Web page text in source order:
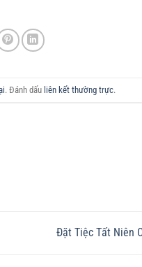
. Đánh dấu liên kết thường trực.
Đặt Tiệc Tất Niên